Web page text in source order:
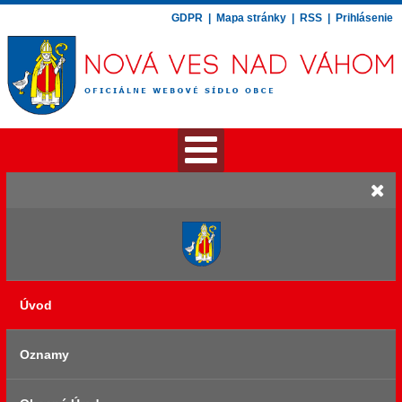
GDPR Mapa stránky RSS Prihlásenie
Úvod
Oznamy